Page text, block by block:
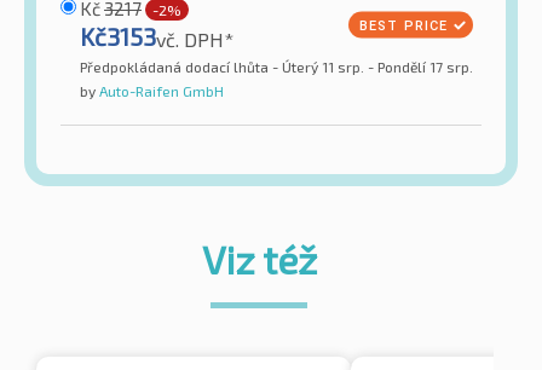
Kč3217 -2%
Kč3153vč. DPH*
Předpokládaná dodací lhůta - Úterý 11 srp. - Pondělí 17 srp.
by Auto-Raifen GmbH
Viz též